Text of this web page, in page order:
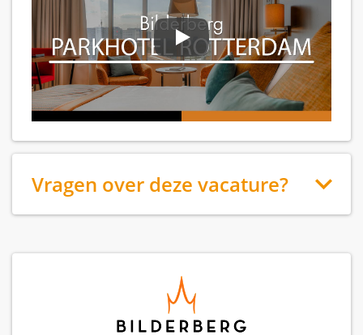
Vragen over deze vacature?